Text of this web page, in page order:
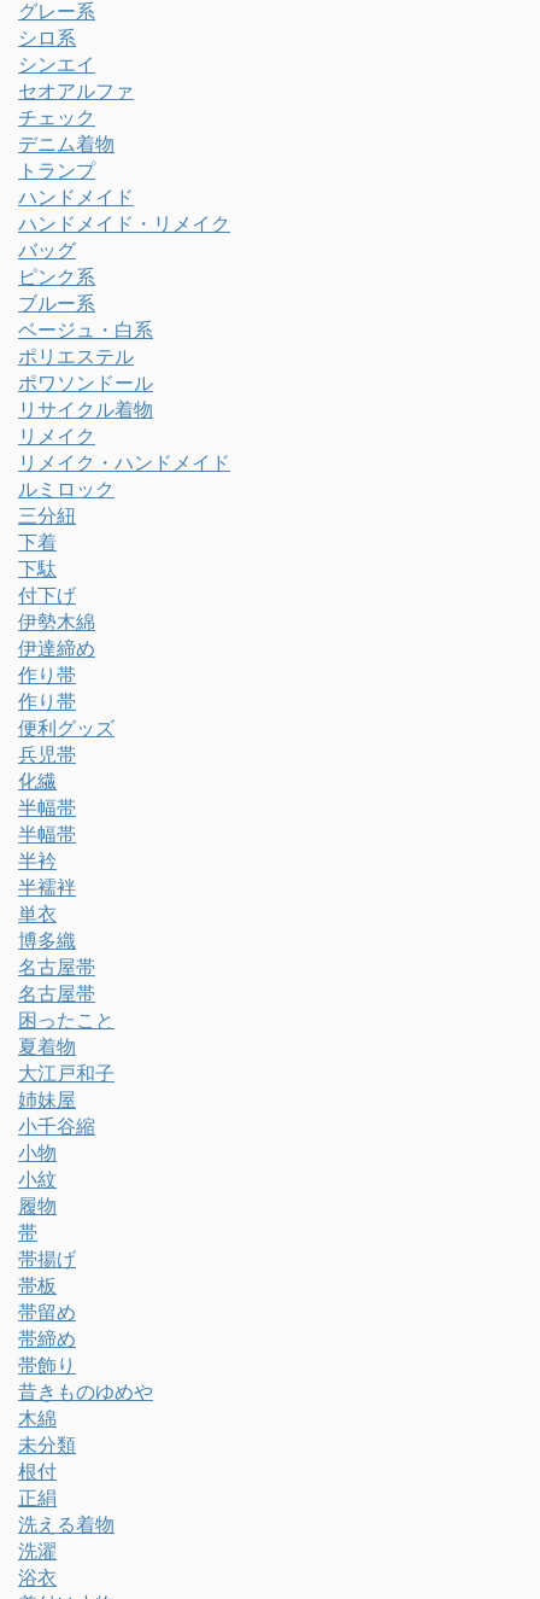
グレー系
シロ系
シンエイ
セオアルファ
チェック
デニム着物
トランプ
ハンドメイド
ハンドメイド・リメイク
バッグ
ピンク系
ブルー系
ベージュ・白系
ポリエステル
ポワソンドール
リサイクル着物
リメイク
リメイク・ハンドメイド
ルミロック
三分紐
下着
下駄
付下げ
伊勢木綿
伊達締め
作り帯
作り帯
便利グッズ
兵児帯
化繊
半幅帯
半幅帯
半衿
半襦袢
単衣
博多織
名古屋帯
名古屋帯
困ったこと
夏着物
大江戸和子
姉妹屋
小千谷縮
小物
小紋
履物
帯
帯揚げ
帯板
帯留め
帯締め
帯飾り
昔きものゆめや
木綿
未分類
根付
正絹
洗える着物
洗濯
浴衣